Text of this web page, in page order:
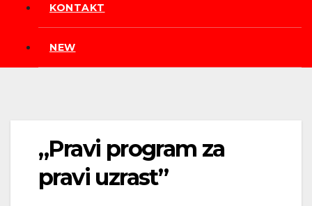
KONTAKT
NEW
„Pravi program za
pravi uzrast”